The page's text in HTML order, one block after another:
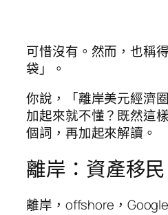
可惜沒有。然而，也稱
袋」。
你說，「離岸美元經濟
加起來就不懂？既然這
個詞，再加起來解讀。
離岸：資產移民
離岸，offshore，